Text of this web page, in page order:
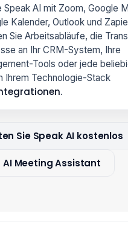
Speak AI mit Zoom, Google
Kalender, Outlook und
Sie Arbeitsabläufe, die
an Ihr CRM-System, Ihre
Tools oder jede
Ihrem Technologie-Stack
.
Sie Speak AI kostenlos
AI Meeting Assistant